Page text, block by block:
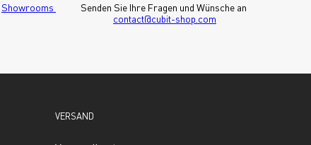
Showrooms
contact@cubit-shop.com
VERSAND